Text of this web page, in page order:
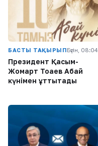
БАСТЫ ТАҚЫРЫПБүгін, 08:04
Президент Қасым-
Жомарт Тоқаев Абай
күнімен құттықтады